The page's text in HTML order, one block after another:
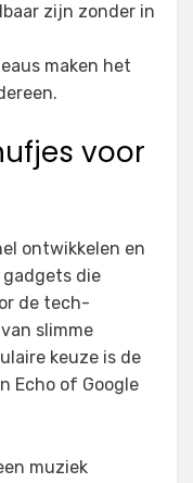
zijn zonder in
maken het
voor
ontwikkelen en
die
de tech-
slimme
keuze is de
Echo of Google
muziek